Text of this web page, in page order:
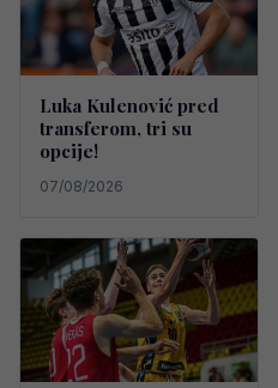
Luka Kulenović pred
transferom, tri su
opcije!
07/08/2026